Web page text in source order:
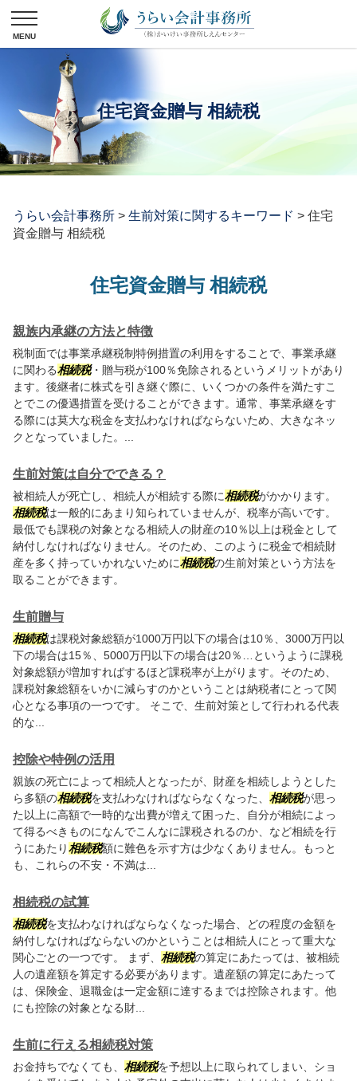
住宅資金贈与 相続税
うらい会計事務所 > 生前対策に関するキーワード > 住宅
資金贈与 相続税
住宅資金贈与 相続税
親族内承継の方法と特徴
税制面では事業承継税制特例措置の利用をすることで、事業承継
に関わる相続税・贈与税が100％免除されるというメリットがあり
ます。後継者に株式を引き継ぐ際に、いくつかの条件を満たすこ
とでこの優遇措置を受けることができます。通常、事業承継をす
る際には莫大な税金を支払わなければならないため、大きなネッ
クとなっていました。...
生前対策は自分でできる？
被相続人が死亡し、相続人が相続する際に相続税がかかります。
相続税は一般的にあまり知られていませんが、税率が高いです。
最低でも課税の対象となる相続人の財産の10％以上は税金として
納付しなければなりません。そのため、このように税金で相続財
産を多く持っていかれないために相続税の生前対策という方法を
取ることができます。
生前贈与
相続税は課税対象総額が1000万円以下の場合は10％、3000万円以
下の場合は15％、5000万円以下の場合は20％…というように課税
対象総額が増加すればするほど課税率が上がります。そのため、
課税対象総額をいかに減らすのかということは納税者にとって関
心となる事項の一つです。 そこで、生前対策として行われる代表
的な...
控除や特例の活用
親族の死亡によって相続人となったが、財産を相続しようとした
ら多額の相続税を支払わなければならなくなった、 相続税が思っ
た以上に高額で一時的な出費が増えて困った、自分が相続によっ
て得るべきものになんでこんなに課税されるのか、など相続を行
うにあたり相続税額に難色を示す方は少なくありません。もっと
も、これらの不安・不満は...
相続税の試算
相続税を支払わなければならなくなった場合、どの程度の金額を
納付しなければならないのかということは相続人にとって重大な
関心ごとの一つです。 まず、 相続税の算定にあたっては、被相続
人の遺産額を算定する必要があります。遺産額の算定にあたって
は、保険金、退職金は一定金額に達するまでは控除されます。他
にも控除の対象となる財...
生前に行える相続税対策
お金持ちでなくても、 相続税を予想以上に取られてしまい、ショ